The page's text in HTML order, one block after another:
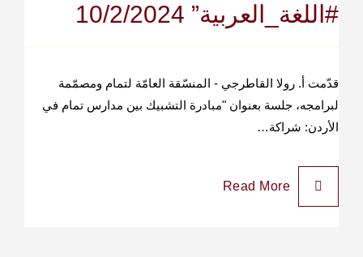
#اللغة_العربية” 10/2/2024
قدّمت أ. رولا القاطرجي - المنسّقة العامّة لتمام ومصمّمة
لبرامجه، جلسة بعنوان "مبادرة التشبيك بين مدارس تمام في
الأردن: شراكة…
Read More